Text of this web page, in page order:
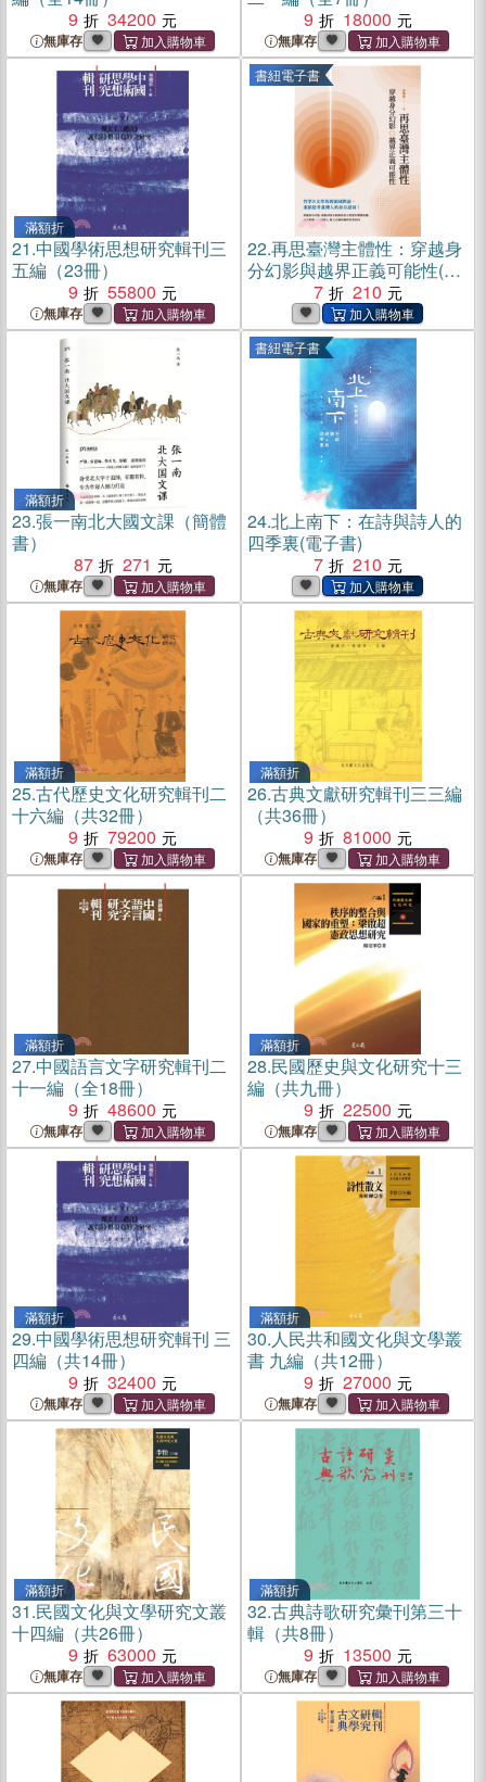
9
34200
無庫存
9
18000
無庫存
滿額折
21.中國學術思想研究輯刊三
五編（23冊）
9
55800
無庫存
書紐電子書
22.再思臺灣主體性：穿越身
分幻影與越界正義可能性(電
7 210
滿額折
23.張一南北大國文課（簡體
書）
87
271
無庫存
書紐電子書
24.北上南下：在詩與詩人的
四季裏(電子書)
7
210
滿額折
25.古代歷史文化研究輯刊二
十六編（共32冊）
9
79200
無庫存
滿額折
26.古典文獻研究輯刊三三編
（共36冊）
9
81000
無庫存
滿額折
27.中國語言文字研究輯刊二
十一編（全18冊）
9
48600
無庫存
滿額折
28.民國歷史與文化研究十三
編（共九冊）
9
22500
無庫存
滿額折
29.中國學術思想研究輯刊 三
四編（共14冊）
9
32400
無庫存
滿額折
30.人民共和國文化與文學叢
書 九編（共12冊）
9
27000
無庫存
滿額折
31.民國文化與文學研究文叢
十四編（共26冊）
9
63000
無庫存
滿額折
32.古典詩歌研究彙刊第三十
輯（共8冊）
9
13500
無庫存